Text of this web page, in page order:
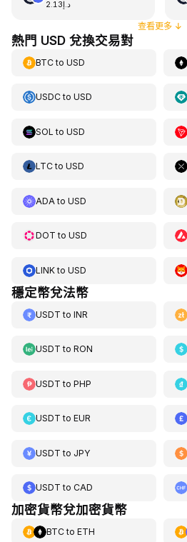
د.إ2.13
查看更多↓
熱門 USD 兌換交易對
BTCto USD
USDCto USD
SOL to USD
LTCto USD
ADA to USD
DOT to USD
LINKto USD
穩定幣兌法幣
USDT to INR
USDT to RON
USDT to PHP
USDT to EUR
USDT to JPY
USDT to CAD
加密貨幣兌加密貨幣
BTCto ETH